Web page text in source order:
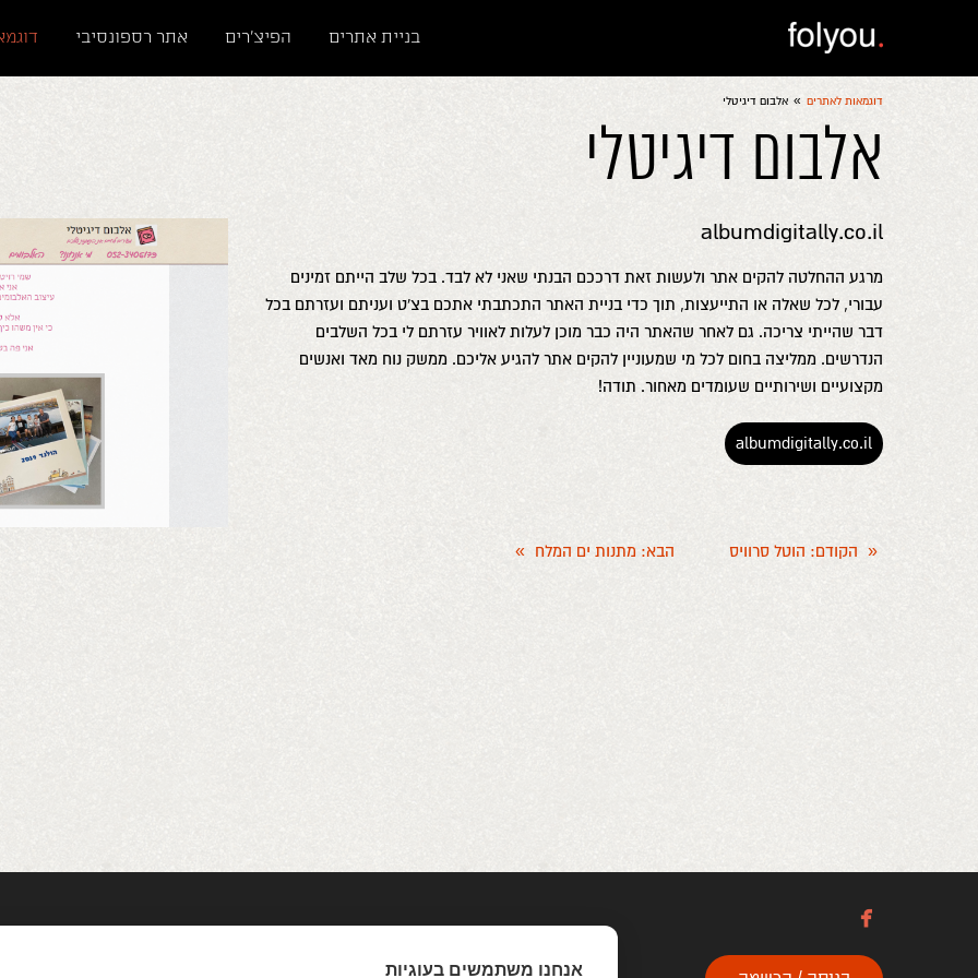
בניית אתרים הפיצ'רים אתר רספונסיבי
דוגמאות לאתרים » אלבום דיגיטלי
אלבום דיגיטלי
albumdigitally.co.il
מרגע ההחלטה להקים אתר ולעשות זאת דרככם הבנתי שאני לא לבד. בכל שלב הייתם זמינים
עבורי, לכל שאלה או התייעצות, תוך כדי בניית האתר התכתבתי אתכם בצ'ט ועניתם ועזרתם בכל
דבר שהייתי צריכה. גם לאחר שהאתר היה כבר מוכן לעלות לאוויר עזרתם לי בכל השלבים
הנדרשים. ממליצה בחום לכל מי שמעוניין להקים אתר להגיע אליכם. ממשק נוח מאד ואנשים
מקצועיים ושירותיים שעומדים מאחור. תודה!
albumdigitally.co.il
« הקודם: הוטל סרוויס הבא: מתנות ים המלח »

אנחנו משתמשים בעוגיות